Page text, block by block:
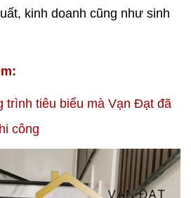
kinh doanh cũng như sinh
trình tiêu biểu mà Vạn Đạt đã
công